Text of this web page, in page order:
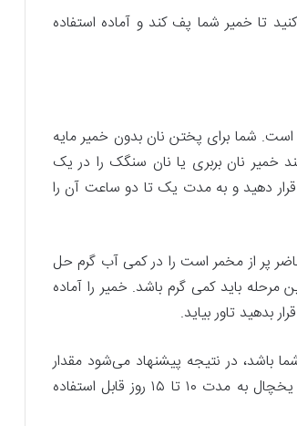
تا خمیر شما پف کند و آماده استفاده
است. شما برای پختن نان بدون خمیر مایه
خمیر نان بربری یا نان سنگک را در یک
قرار دهید و به مدت یک تا دو ساعت آن را
پر از مخمر است را در کمی آب گرم حل
مرحله باید کمی گرم باشد. خمیر را آماده
باشد، در نتیجه پیشنهاد می‌شود مقدار
زیاد آن را داخل پلاستیک قرار دهید و در یخچال بگذارید. خمیر شما در یخچال به مدت ۱۰ تا ۱۵ روز قابل استفاده